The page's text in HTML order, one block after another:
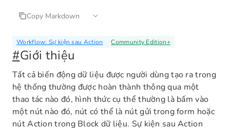
Copy Markdown
Workflow: Sự kiện sau Action Community Edition+
#Giới thiệu
Tất cả biến động dữ liệu được người dùng tạo ra trong
hệ thống thường được hoàn thành thông qua một
thao tác nào đó, hình thức cụ thể thường là bấm vào
một nút nào đó, nút có thể là nút gửi trong form hoặc
nút Action trong Block dữ liệu. Sự kiện sau Action